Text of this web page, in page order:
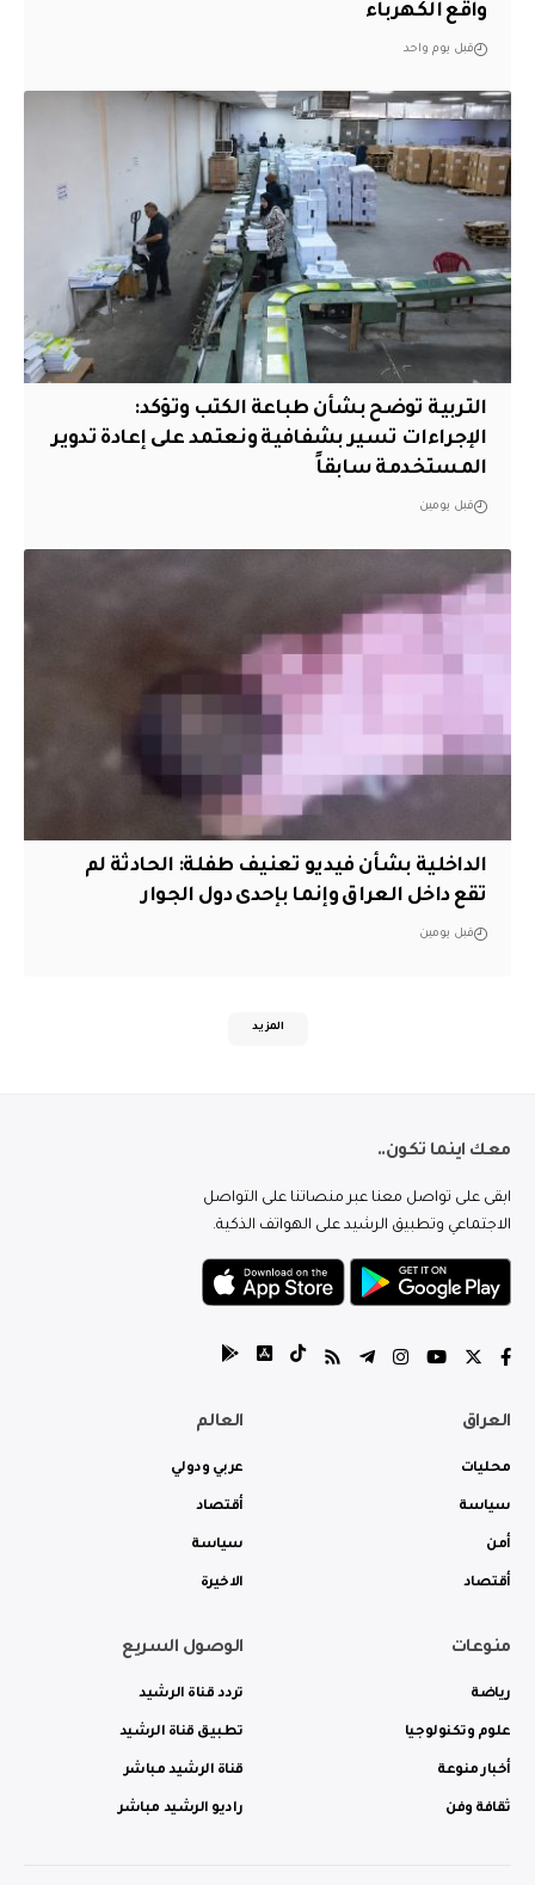
واقع الكهرباء
قبل يوم واحد
التربية توضح بشأن طباعة الكتب وتؤكد:
الإجراءات تسير بشفافية ونعتمد على إعادة تدوير
المستخدمة سابقاً
قبل يومين
الداخلية بشأن فيديو تعنيف طفلة: الحادثة لم
تقع داخل العراق وإنما بإحدى دول الجوار
قبل يومين
المزيد
معك اينما تكون..
ابقى على تواصل معنا عبر منصاتنا على التواصل
الاجتماعي وتطبيق الرشيد على الهواتف الذكية.
العراق
محليات
سياسة
أمن
أقتصاد
العالم
عربي ودولي
أقتصاد
سياسة
الاخيرة
منوعات
رياضة
علوم وتكنولوجيا
أخبار منوعة
ثقافة وفن
الوصول السريع
تردد قناة الرشيد
تطبيق قناة الرشيد
قناة الرشيد مباشر
راديو الرشيد مباشر